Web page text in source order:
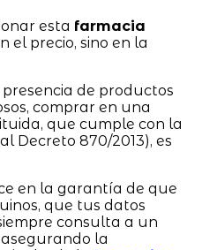
esta farmacia
el precio, sino en la
de productos
comprar en una
que cumple con la
Decreto 870/2013), es
en la garantía de que
que tus datos
consulta a un
la